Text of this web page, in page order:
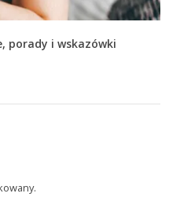
porady i wskazówki